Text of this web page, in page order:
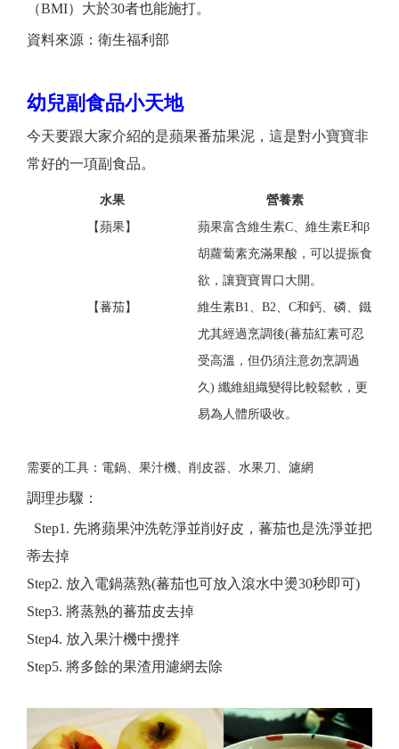
（BMI）大於30者也能施打。
資料來源：衛生福利部
幼兒副食品小天地
今天要跟大家介紹的是蘋果番茄果泥，這是對小寶寶非
常好的一項副食品。
水果
營養素
【蘋果】
蘋果富含維生素C、維生素E和β
胡蘿蔔素充滿果酸，可以提振食
欲，讓寶寶胃口大開。
【蕃茄】
維生素B1、B2、C和鈣、磷、鐵
尤其經過烹調後(蕃茄紅素可忍
受高溫，但仍須注意勿烹調過
久) 纖維組織變得比較鬆軟，更
易為人體所吸收。
需要的工具：電鍋、果汁機、削皮器、水果刀、濾網
調理步驟：
Step1. 先將蘋果沖洗乾淨並削好皮，蕃茄也是洗淨並把
蒂去掉
Step2. 放入電鍋蒸熟(蕃茄也可放入滾水中燙30秒即可)
Step3. 將蒸熟的蕃茄皮去掉
Step4. 放入果汁機中攪拌
Step5. 將多餘的果渣用濾網去除